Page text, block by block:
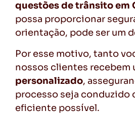
questões de trânsito em
possa proporcionar
orientação, pode ser um
Por esse motivo, tanto
nossos clientes recebem
personalizado,
processo seja conduzido
eficiente possível.